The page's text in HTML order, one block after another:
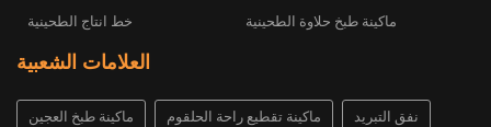
خط انتاج الطحينية
ماكينة طبخ حلاوة الطحينية
العلامات الشعبية
ماكينة طبخ العجين ماكينة تقطيع راحة الحلقوم نفق التبريد